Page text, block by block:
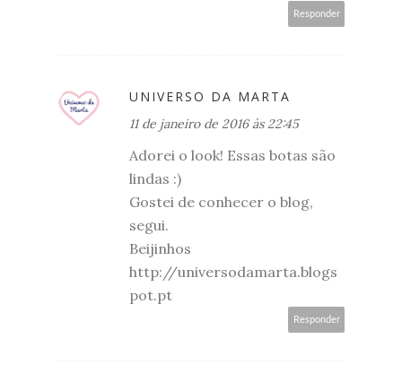
Responder
UNIVERSO DA MARTA
11 de janeiro de 2016 às 22:45
Adorei o look! Essas botas são
lindas :)
Gostei de conhecer o blog,
segui.
Beijinhos
http://universodamarta.blogs
pot.pt
Responder